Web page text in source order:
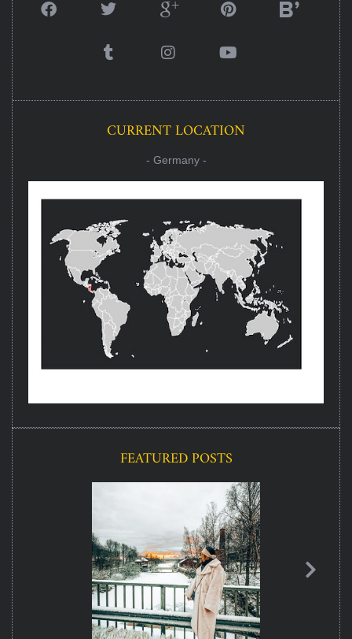
CURRENT LOCATION
- Germany -
FEATURED POSTS